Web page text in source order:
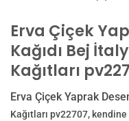
Erva Çiçek
Kağıdı Bej
Kağıtları
Erva Çiçek Yaprak
Kağıtları pv22707,